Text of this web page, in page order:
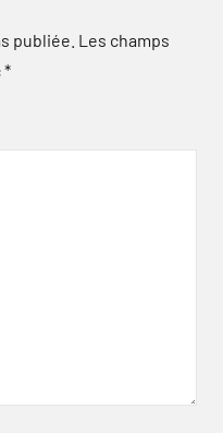
publiée. Les champs
*